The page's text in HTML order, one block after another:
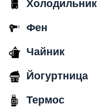
Холодильник
Фен
Чайник
Йогуртница
Термос